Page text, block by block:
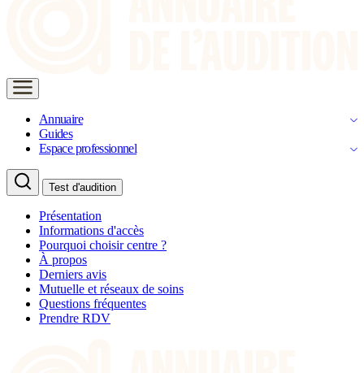
Annuaire
Guides
Espace professionnel
Test d'audition
Présentation
Informations d'accès
Pourquoi choisir centre ?
À propos
Derniers avis
Mutuelle et réseaux de soins
Questions fréquentes
Prendre RDV